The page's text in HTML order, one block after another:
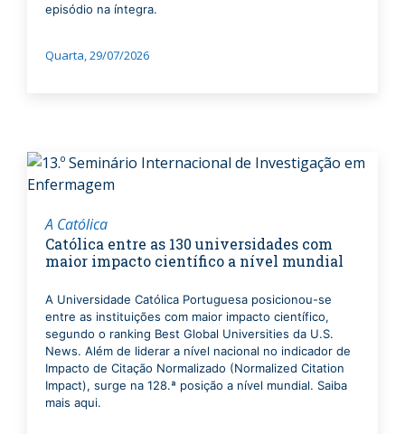
episódio na íntegra.
Quarta, 29/07/2026
A Católica
Católica entre as 130 universidades com
maior impacto científico a nível mundial
A Universidade Católica Portuguesa posicionou-se
entre as instituições com maior impacto científico,
segundo o ranking Best Global Universities da U.S.
News. Além de liderar a nível nacional no indicador de
Impacto de Citação Normalizado (Normalized Citation
Impact), surge na 128.ª posição a nível mundial. Saiba
mais aqui.